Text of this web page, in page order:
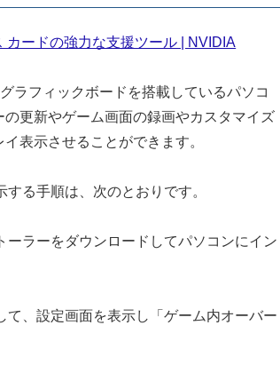
カードの強力な支援ツール | NVIDIA
ラフィックボードを搭載しているパソコ
更新やゲーム画面の録画やカスタマイズ
表示させることができます。
る手順は、次のとおりです。
ラーをダウンロードしてパソコンにイン
、設定画面を表示し「ゲーム内オーバー